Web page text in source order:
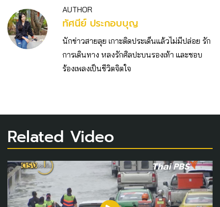
AUTHOR
ทัศนีย์ ประกอบบุญ
นักข่าวสายลุย เกาะติดประเด็นแล้วไม่มีปล่อย รัก
การเดินทาง หลงรักศิลปะบนรองเท้า และชอบ
ร้องเพลงเป็นชีวิตจิตใจ
Related Video